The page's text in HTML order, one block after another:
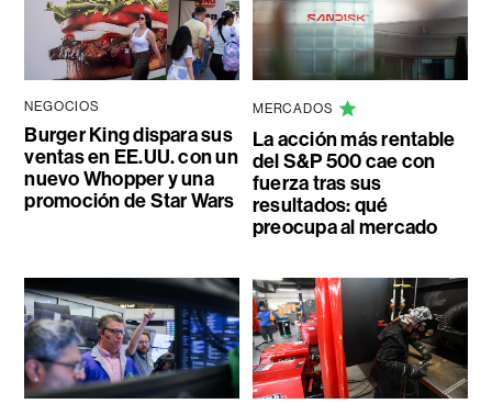
NEGOCIOS
Burger King dispara sus
ventas en EE.UU. con un
nuevo Whopper y una
promoción de Star Wars
MERCADOS
La acción más rentable
del S&P 500 cae con
fuerza tras sus
resultados: qué
preocupa al mercado